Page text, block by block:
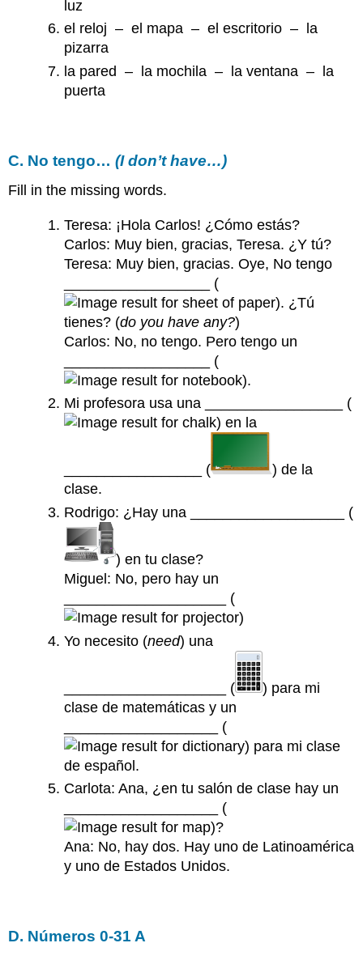
luz
el reloj – el mapa – el escritorio – la
pizarra
la pared – la mochila – la ventana – la
puerta
C. No tengo…(I don’t have…)
Fill in the missing words.
Teresa: ¡Hola Carlos! ¿Cómo estás?
Carlos: Muy bien, gracias, Teresa. ¿Y tú?
Teresa: Muy bien, gracias. Oye, No tengo
__________________ (
). ¿Tú
tienes? (do you have any?)
Carlos: No, no tengo. Pero tengo un
__________________ (
).
Mi profesora usa una _________________ (
) en la
_________________ (
) de la
clase.
Rodrigo: ¿Hay una ___________________ (
) en tu clase?
Miguel: No, pero hay un
____________________ (
)
Yo necesito (need) una
____________________ (
) para mi
clase de matemáticas y un
___________________ (
) para mi clase
de español.
Carlota: Ana, ¿en tu salón de clase hay un
___________________ (
)?
Ana: No, hay dos. Hay uno de Latinoamérica
y uno de Estados Unidos.
D. Números 0-31 A